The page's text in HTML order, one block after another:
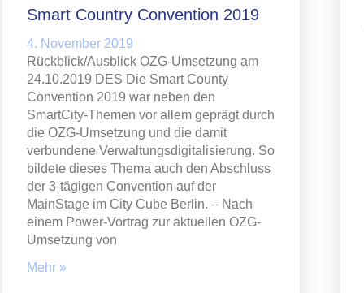
Smart Country Convention 2019
4. November 2019
Rückblick/Ausblick OZG-Umsetzung am
24.10.2019 DES Die Smart County
Convention 2019 war neben den
SmartCity-Themen vor allem geprägt durch
die OZG-Umsetzung und die damit
verbundene Verwaltungsdigitalisierung. So
bildete dieses Thema auch den Abschluss
der 3-tägigen Convention auf der
MainStage im City Cube Berlin. – Nach
einem Power-Vortrag zur aktuellen OZG-
Umsetzung von
Mehr »